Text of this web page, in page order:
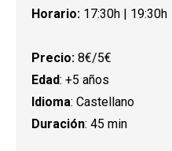
Horario: 17:30h | 19:30h
Precio: 8€/5€
Edad: +5 años
Idioma: Castellano
Duración: 45 min